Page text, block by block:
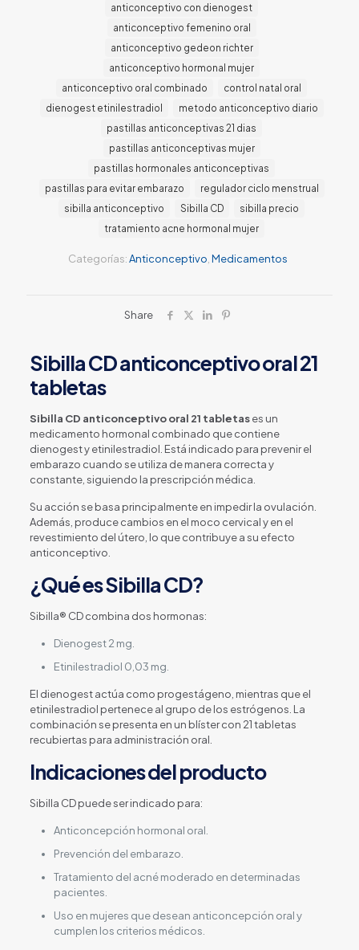
Categorías:Anticonceptivo Medicamentos
anticonceptivo con dienogest
anticonceptivo femenino oral
anticonceptivo gedeon richter
anticonceptivo hormonal mujer
anticonceptivo oral combinado
control natal oral
dienogest etinilestradiol
metodo anticonceptivo diario
pastillas anticonceptivas 21 dias
pastillas anticonceptivas mujer
pastillas hormonales anticonceptivas
pastillas para evitar embarazo
regulador ciclo menstrual
sibilla anticonceptivo
Sibilla CD
sibilla precio
tratamiento acne hormonal mujer
Share
Sibilla CD anticonceptivo oral 21
tabletas
Sibilla CD anticonceptivo oral 21 tabletases un
medicamento hormonal combinado que contiene
dienogest y etinilestradiol. Está indicado para prevenir el
embarazo cuando se utiliza de manera correcta y
constante, siguiendo la prescripción médica.
Su acción se basa principalmente en impedir la ovulación.
Además, produce cambios en el moco cervical y en el
revestimiento del útero, lo que contribuye a su efecto
anticonceptivo.
¿Qué es Sibilla CD?
Sibilla® CD combina dos hormonas:
Dienogest 2 mg.
Etinilestradiol 0,03 mg.
El dienogest actúa como progestágeno, mientras que el
etinilestradiol pertenece al grupo de los estrógenos. La
combinación se presenta en un blíster con 21 tabletas
recubiertas para administración oral.
Indicaciones del producto
Sibilla CD puede ser indicado para:
Anticoncepción hormonal oral.
Prevención del embarazo.
Tratamiento del acné moderado en determinadas
pacientes.
Uso en mujeres que desean anticoncepción oral y
cumplen los criterios médicos.